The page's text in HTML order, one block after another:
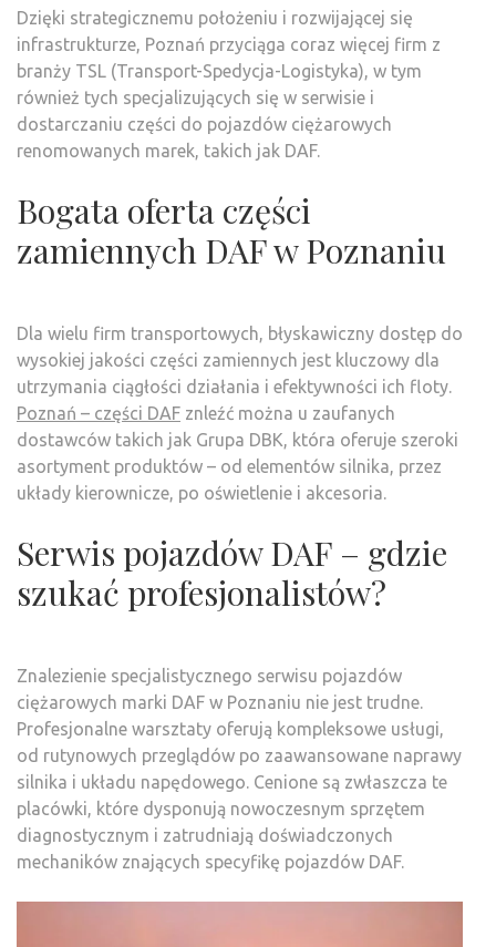
Dzięki strategicznemu położeniu i rozwijającej się
infrastrukturze, Poznań przyciąga coraz więcej firm z
branży TSL (Transport-Spedycja-Logistyka), w tym
również tych specjalizujących się w serwisie i
dostarczaniu części do pojazdów ciężarowych
renomowanych marek, takich jak DAF.
Bogata oferta części
zamiennych DAF w Poznaniu
Dla wielu firm transportowych, błyskawiczny dostęp do
wysokiej jakości części zamiennych jest kluczowy dla
utrzymania ciągłości działania i efektywności ich floty.
Poznań – części DAF znleźć można u zaufanych
dostawców takich jak Grupa DBK, która oferuje szeroki
asortyment produktów – od elementów silnika, przez
układy kierownicze, po oświetlenie i akcesoria.
Serwis pojazdów DAF – gdzie
szukać profesjonalistów?
Znalezienie specjalistycznego serwisu pojazdów
ciężarowych marki DAF w Poznaniu nie jest trudne.
Profesjonalne warsztaty oferują kompleksowe usługi,
od rutynowych przeglądów po zaawansowane naprawy
silnika i układu napędowego. Cenione są zwłaszcza te
placówki, które dysponują nowoczesnym sprzętem
diagnostycznym i zatrudniają doświadczonych
mechaników znających specyfikę pojazdów DAF.